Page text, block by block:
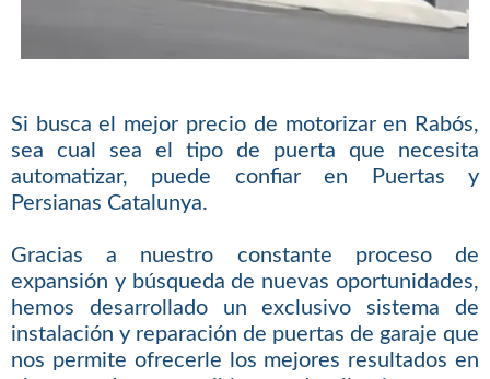
Si busca el mejor precio de motorizar en Rabós,
sea cual sea el tipo de puerta que necesita
automatizar, puede confiar en Puertas y
Persianas Catalunya.
Gracias a nuestro constante proceso de
expansión y búsqueda de nuevas oportunidades,
hemos desarrollado un exclusivo sistema de
instalación y reparación de puertas de garaje que
nos permite ofrecerle los mejores resultados en